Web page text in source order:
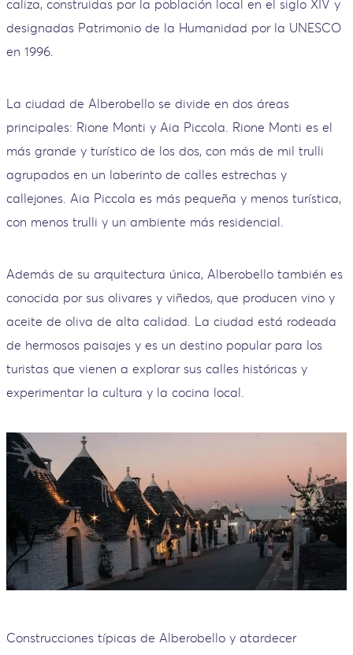
caliza, construidas por la población local en el siglo XIV y
designadas Patrimonio de la Humanidad por la UNESCO
en 1996.
La ciudad de Alberobello se divide en dos áreas
principales: Rione Monti y Aia Piccola. Rione Monti es el
más grande y turístico de los dos, con más de mil trulli
agrupados en un laberinto de calles estrechas y
callejones. Aia Piccola es más pequeña y menos turística,
con menos trulli y un ambiente más residencial.
Además de su arquitectura única, Alberobello también es
conocida por sus olivares y viñedos, que producen vino y
aceite de oliva de alta calidad. La ciudad está rodeada
de hermosos paisajes y es un destino popular para los
turistas que vienen a explorar sus calles históricas y
experimentar la cultura y la cocina local.
Construcciones típicas de Alberobello y atardecer